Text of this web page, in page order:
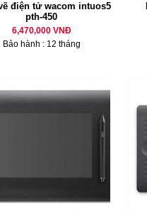
điện tử wacom intuos5
pth-450
6,470,000 VNĐ
Bảo hành : 12 tháng